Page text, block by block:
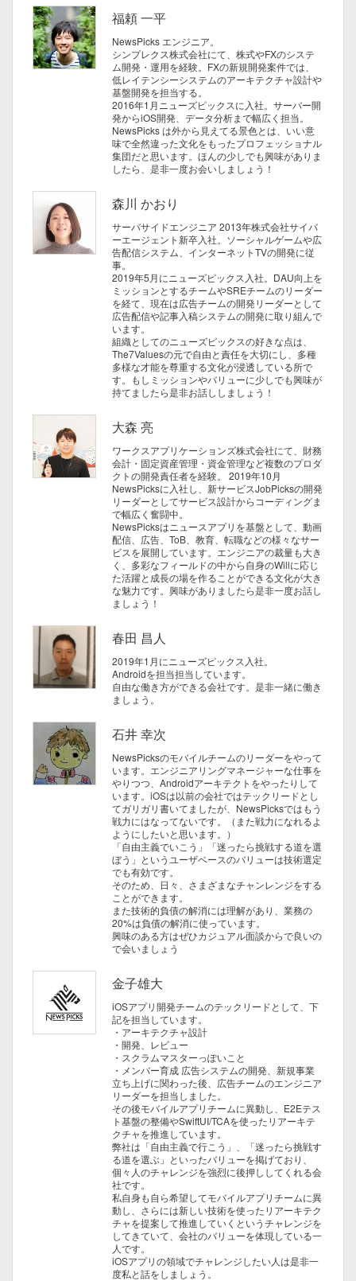
福頼 一平
NewsPicks エンジニア。
シンプレクス株式会社にて、株式やFXのシステ
ム開発・運用を経験。FXの新規開発案件では、
低レイテンシーシステムのアーキテクチャ設計や
基盤開発を担当する。
2016年1月ニューズピックスに入社。サーバー開
発からiOS開発、データ分析まで幅広く担当。
NewsPicks は外から見えてる景色とは、いい意
味で全然違った文化をもったプロフェッショナル
集団だと思います。ほんの少しでも興味がありま
したら、是非一度お会いしましょう！
森川 かおり
サーバサイドエンジニア 2013年株式会社サイバ
ーエージェント新卒入社。ソーシャルゲームや広
告配信システム、インターネットTVの開発に従
事。
2019年5月にニューズピックス入社。DAU向上を
ミッションとするチームやSREチームのリーダー
を経て、現在は広告チームの開発リーダーとして
広告配信や記事入稿システムの開発に取り組んで
います。
組織としてのニューズピックスの好きな点は、
The7Valuesの元で自由と責任を大切にし、多種
多様な才能を尊重する文化が浸透している所で
す。もしミッションやバリューに少しでも興味が
持てましたら是非お話ししましょう！
大森 亮
ワークスアプリケーションズ株式会社にて、財務
会計・固定資産管理・資金管理など複数のプロダ
クトの開発責任者を経験。 2019年10月
NewsPicksに入社し、新サービスJobPicksの開発
リーダーとしてサービス設計からコーディングま
で幅広く奮闘中。
NewsPicksはニュースアプリを基盤として、動画
配信、広告、ToB、教育、転職などの様々なサー
ビスを展開しています。エンジニアの裁量も大き
く、多彩なフィールドの中から自身のWillに応じ
た活躍と成長の場を作ることができる文化が大き
な魅力です。興味がありましたら是非一度お話し
ましょう！
春田 昌人
2019年1月にニューズピックス入社。
Androidを担当担当しています。
自由な働き方ができる会社です。是非一緒に働き
ましょう。
石井 幸次
NewsPicksのモバイルチームのリーダーをやって
います。エンジニアリングマネージャーな仕事を
やりつつ、Androidアーキテクトをやったりして
います。iOSは以前の会社ではテックリードとし
てガリガリ書いてましたが、NewsPicksではもう
戦力にはなってないです。（また戦力になれるよ
ようにしたいと思います。）
「自由主義でいこう」「迷ったら挑戦する道を選
ぼう」というユーザベースのバリューは技術選定
でも有効です。
そのため、日々、さまざまなチャンレンジをする
ことができます。
また技術的負債の解消には理解があり、業務の
20%は負債の解消に使っています。
興味のある方はぜひカジュアル面談からで良いの
で会いましょう
金子雄大
iOSアプリ開発チームのテックリードとして、下
記を担当しています。
・アーキテクチャ設計
・開発、レビュー
・スクラムマスターっぽいこと
・メンバー育成 広告システムの開発、新規事業
立ち上げに関わった後、広告チームのエンジニア
リーダーを担当しました。
その後モバイルアプリチームに異動し、E2Eテス
ト基盤の整備やSwiftUI/TCAを使ったリアーキテ
クチャを推進しています。
弊社は「自由主義で行こう」、「迷ったら挑戦す
る道を選ぶ」といったバリューを掲げており、
個々人のチャレンジを強烈に後押ししてくれる会
社です。
私自身も自ら希望してモバイルアプリチームに異
動し、さらには新しい技術を使ったリアーキテク
チャを提案して推進していくというチャレンジを
してきていて、会社のバリューを体現している一
人です。
iOSアプリの領域でチャレンジしたい人は是非一
度私と話をしましょう。